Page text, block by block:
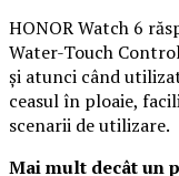
HONOR Watch 6
Water-Touch
și atunci când
ceasul în ploaie,
scenarii de utilizare.
Mai mult decât un